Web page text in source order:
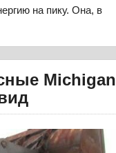
на пику. Она, в
Michigan